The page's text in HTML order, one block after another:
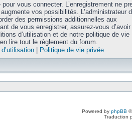
vous connecter. L’enregistrement ne
vos possibilités. L’administrateur
des permissions additionnelles aux
de vous enregistrer, assurez-vous
d’utilisation et de notre politique de vie
lire tout le règlement du forum.
Politique de vie privée
Powered by phpBB
Traduction